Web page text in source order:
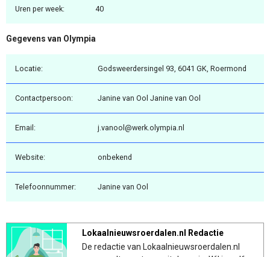
Uren per week: 40
Gegevens van Olympia
Locatie: Godsweerdersingel 93, 6041 GK, Roermond
Contactpersoon: Janine van Ool Janine van Ool
Email: j.vanool@werk.olympia.nl
Website: onbekend
Telefoonnummer: Janine van Ool
Lokaalnieuwsroerdalen.nl Redactie
De redactie van Lokaalnieuwsroerdalen.nl